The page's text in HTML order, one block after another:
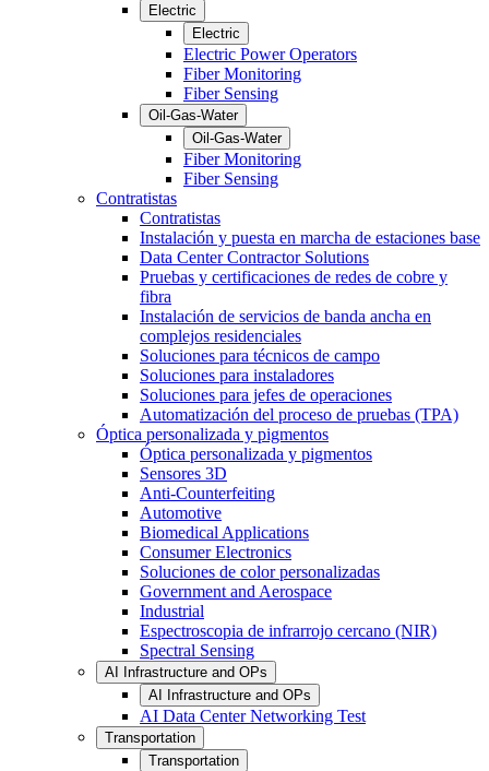
Electric
Electric
Electric Power Operators
Fiber Monitoring
Fiber Sensing
Oil-Gas-Water
Oil-Gas-Water
Fiber Monitoring
Fiber Sensing
Contratistas
Contratistas
Instalación y puesta en marcha de estaciones base
Data Center Contractor Solutions
Pruebas y certificaciones de redes de cobre y
fibra
Instalación de servicios de banda ancha en
complejos residenciales
Soluciones para técnicos de campo
Soluciones para instaladores
Soluciones para jefes de operaciones
Automatización del proceso de pruebas (TPA)
Óptica personalizada y pigmentos
Óptica personalizada y pigmentos
Sensores 3D
Anti-Counterfeiting
Automotive
Biomedical Applications
Consumer Electronics
Soluciones de color personalizadas
Government and Aerospace
Industrial
Espectroscopia de infrarrojo cercano (NIR)
Spectral Sensing
AI Infrastructure and OPs
AI Infrastructure and OPs
AI Data Center Networking Test
Transportation
Transportation